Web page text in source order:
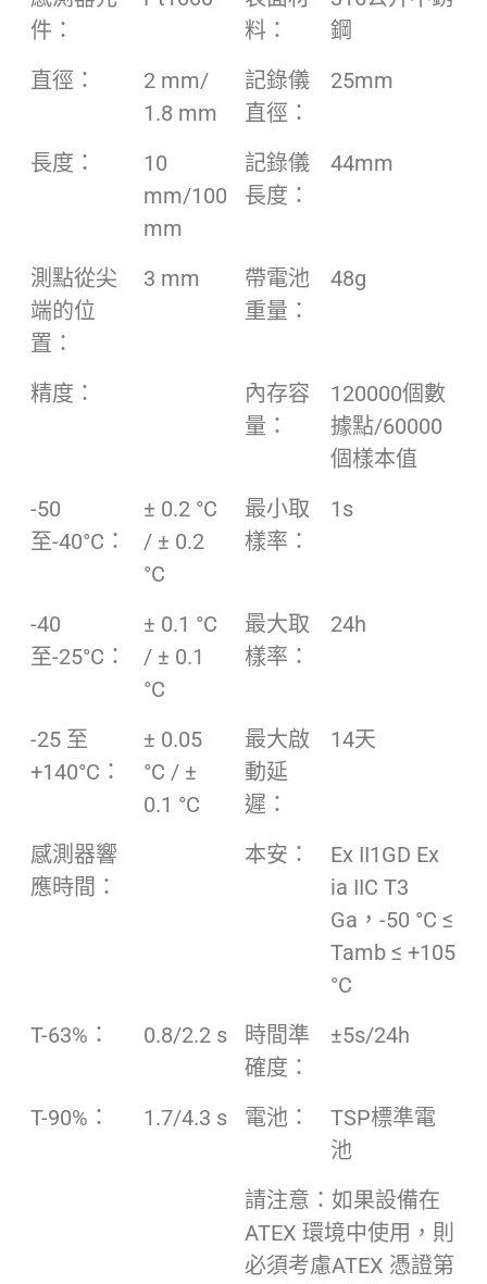
件：
料：
鋼
直徑：
2 mm/
1.8 mm
記錄儀
直徑：
25mm
長度：
10
mm/100
mm
記錄儀
長度：
44mm
測點從尖
端的位
置：
3 mm
帶電池
重量：
48g
精度：
內存容
量：
120000個數
據點/60000
個樣本值
-50
至-40°C：
± 0.2 °C
/ ± 0.2
°C
最小取
樣率：
1s
-40
至-25°C：
± 0.1 °C
/ ± 0.1
°C
最大取
樣率：
24h
-25 至
+140°C：
± 0.05
°C / ±
0.1 °C
最大啟
動延
遲：
14天
感測器響
應時間：
本安：
Ex II1GD Ex
ia IIC T3
Ga，-50 °C ≤
Tamb ≤ +105
°C
T-63%：
0.8/2.2 s
時間準
確度：
±5s/24h
T-90%： 1.7/4.3 s 電池：
TSP標準電
池
請注意：如果設備在
ATEX 環境中使用，則
必須考慮ATEX 憑證第